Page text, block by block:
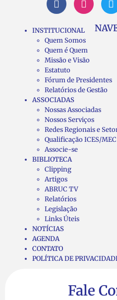
INSTITUCIONAL
Quem Somos
Quem é Quem
Missão e Visão
Estatuto
Fórum de Presidentes
Relatórios de Gestão
ASSOCIADAS
Nossas Associadas
Nossos Serviços
Redes Regionais e
Qualificação ICES/MEC
Associe-se
BIBLIOTECA
Clipping
Artigos
ABRUC TV
Relatórios
Legislação
Links Úteis
NOTÍCIAS
AGENDA
CONTATO
POLÍTICA DE
Fale